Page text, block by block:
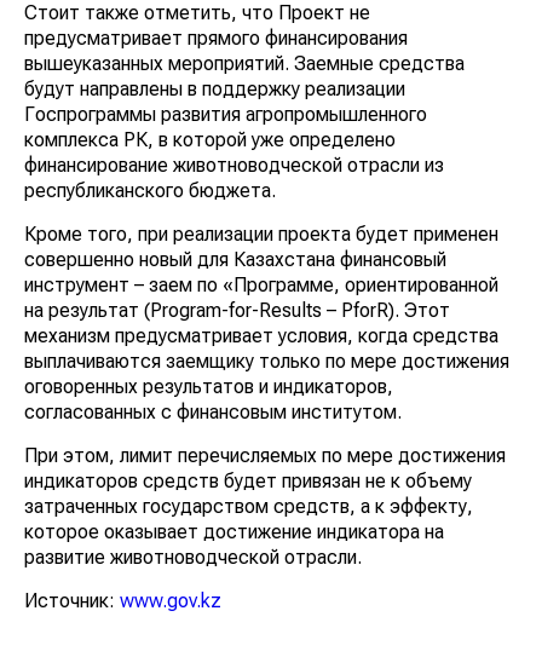
Стоит также отметить, что Проект не
предусматривает прямого финансирования
вышеуказанных мероприятий. Заемные средства
будут направлены в поддержку реализации
Госпрограммы развития агропромышленного
комплекса РК, в которой уже определено
финансирование животноводческой отрасли из
республиканского бюджета.
Кроме того, при реализации проекта будет применен
совершенно новый для Казахстана финансовый
инструмент – заем по «Программе, ориентированной
на результат (Program-for-Results – PforR). Этот
механизм предусматривает условия, когда средства
выплачиваются заемщику только по мере достижения
оговоренных результатов и индикаторов,
согласованных с финансовым институтом.
При этом, лимит перечисляемых по мере достижения
индикаторов средств будет привязан не к объему
затраченных государством средств, а к эффекту,
которое оказывает достижение индикатора на
развитие животноводческой отрасли.
Источник: www.gov.kz